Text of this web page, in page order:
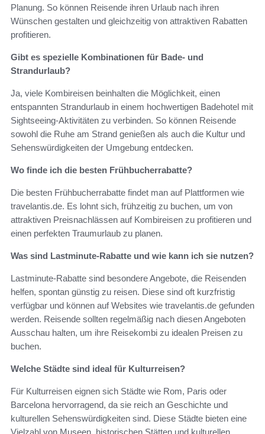
Planung. So können Reisende ihren Urlaub nach ihren
Wünschen gestalten und gleichzeitig von attraktiven Rabatten
profitieren.
Gibt es spezielle Kombinationen für Bade- und
Strandurlaub?
Ja, viele Kombireisen beinhalten die Möglichkeit, einen
entspannten Strandurlaub in einem hochwertigen Badehotel mit
Sightseeing-Aktivitäten zu verbinden. So können Reisende
sowohl die Ruhe am Strand genießen als auch die Kultur und
Sehenswürdigkeiten der Umgebung entdecken.
Wo finde ich die besten Frühbucherrabatte?
Die besten Frühbucherrabatte findet man auf Plattformen wie
travelantis.de. Es lohnt sich, frühzeitig zu buchen, um von
attraktiven Preisnachlässen auf Kombireisen zu profitieren und
einen perfekten Traumurlaub zu planen.
Was sind Lastminute-Rabatte und wie kann ich sie nutzen?
Lastminute-Rabatte sind besondere Angebote, die Reisenden
helfen, spontan günstig zu reisen. Diese sind oft kurzfristig
verfügbar und können auf Websites wie travelantis.de gefunden
werden. Reisende sollten regelmäßig nach diesen Angeboten
Ausschau halten, um ihre Reisekombi zu idealen Preisen zu
buchen.
Welche Städte sind ideal für Kulturreisen?
Für Kulturreisen eignen sich Städte wie Rom, Paris oder
Barcelona hervorragend, da sie reich an Geschichte und
kulturellen Sehenswürdigkeiten sind. Diese Städte bieten eine